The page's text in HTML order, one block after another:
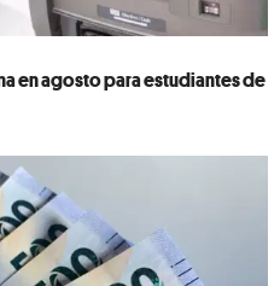
en agosto para estudiantes de